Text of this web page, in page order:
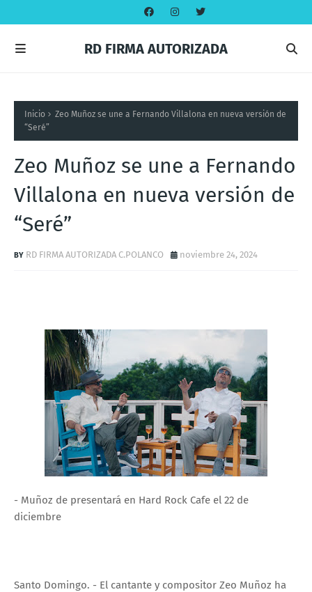
RD FIRMA AUTORIZADA
Inicio
Zeo Muñoz se une a Fernando Villalona en nueva versión de
“Seré”
Zeo Muñoz se une a Fernando
Villalona en nueva versión de
“Seré”
RD FIRMA AUTORIZADA C.POLANCO noviembre 24, 2024
- Muñoz de presentará en Hard Rock Cafe el 22 de
diciembre
Santo Domingo. - El cantante y compositor Zeo Muñoz ha